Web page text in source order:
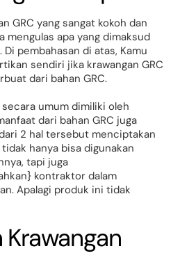
GRC yang sangat kokoh dan
mengulas apa yang dimaksud
Di pembahasan di atas, Kamu
sendiri jika krawangan GRC
dari bahan GRC.
umum dimiliki oleh
dari bahan GRC juga
2 hal tersebut menciptakan
hanya bisa digunakan
tapi juga
kontraktor dalam
Apalagi produk ini tidak